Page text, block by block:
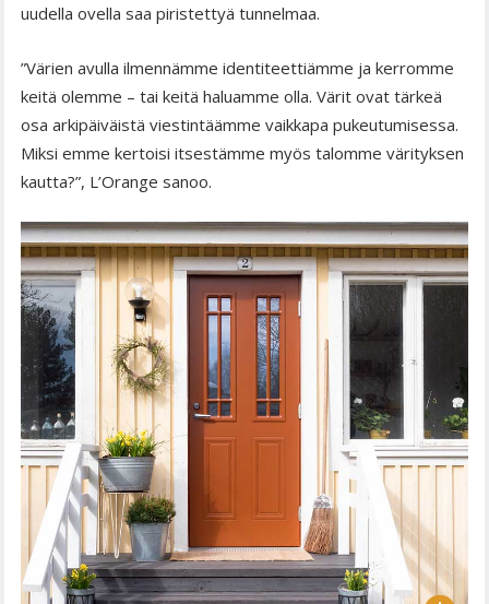
uudella ovella saa piristettyä tunnelmaa.
”Värien avulla ilmennämme identiteettiämme ja kerromme
keitä olemme – tai keitä haluamme olla. Värit ovat tärkeä
osa arkipäiväistä viestintäämme vaikkapa pukeutumisessa.
Miksi emme kertoisi itsestämme myös talomme värityksen
kautta?”, L’Orange sanoo.